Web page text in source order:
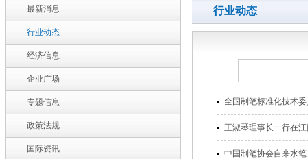
最新消息
行业动态
经济信息
企业广场
专题信息
政策法规
国际资讯
行业动态
全国制笔标准化技术
王淑琴理事长一行在
中国制笔协会自来水